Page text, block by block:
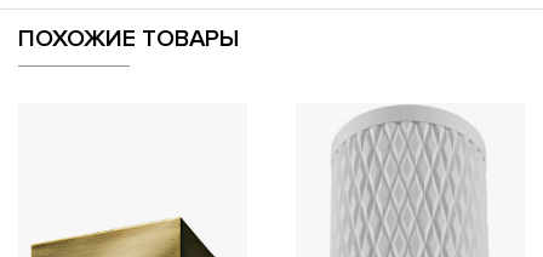
ПОХОЖИЕ ТОВАРЫ